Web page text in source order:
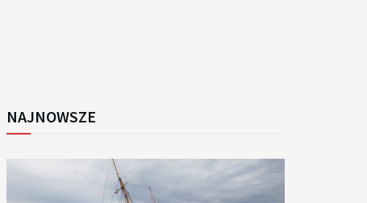
NAJNOWSZE